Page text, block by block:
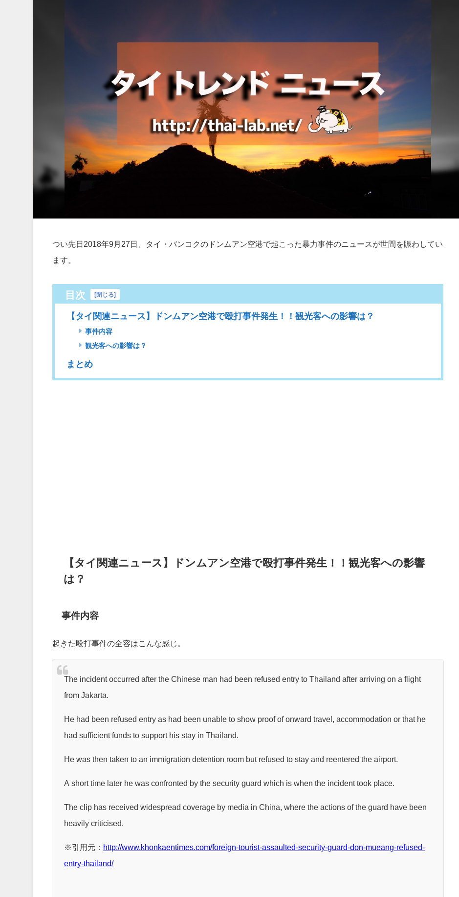
つい先日2018年9月27日、タイ・バンコクのドンムアン空港で起こった暴力事件のニュースが世間を賑わしてい
ます。
目次 [閉じる]
【タイ関連ニュース】ドンムアン空港で殴打事件発生！！観光客への影響は？
事件内容
観光客への影響は？
まとめ
【タイ関連ニュース】ドンムアン空港で殴打事件発生！！観光客への影響
は？
事件内容
起きた殴打事件の全容はこんな感じ。
The incident occurred after the Chinese man had been refused entry to Thailand after arriving on a flight
from Jakarta.
He had been refused entry as had been unable to show proof of onward travel, accommodation or that he
had sufficient funds to support his stay in Thailand.
He was then taken to an immigration detention room but refused to stay and reentered the airport.
A short time later he was confronted by the security guard which is when the incident took place.
The clip has received widespread coverage by media in China, where the actions of the guard have been
heavily criticised.
※引用元： http://www.khonkaentimes.com/foreign-tourist-assaulted-security-guard-don-mueang-refused-
entry-thailand/